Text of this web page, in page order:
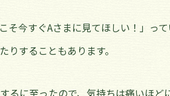
今すぐAさまに見てほしい！」っ
することもあります。
に至ったので、気持ちは痛いほ